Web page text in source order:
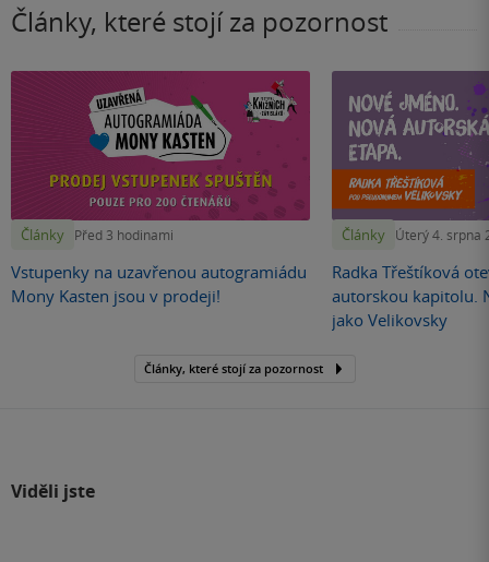
Články, které stojí za pozornost
Články Před 3 hodinami
Vstupenky na uzavřenou autogramiádu
Mony Kasten jsou v prodeji!
Články Úterý 4. srpna
Radka Třeštíková
autorskou kapitolu.
jako Velikovsky
Články, které stojí za pozornost
Viděli jste